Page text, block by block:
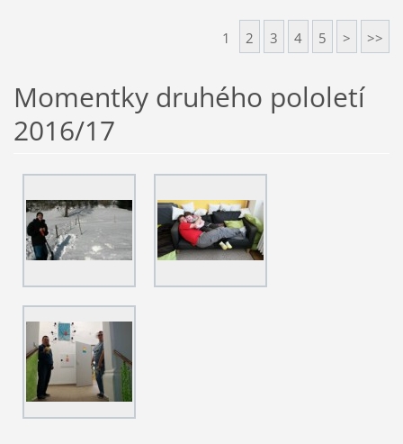
1 2 3 4 5 > >>
Momentky druhého pololetí
2016/17